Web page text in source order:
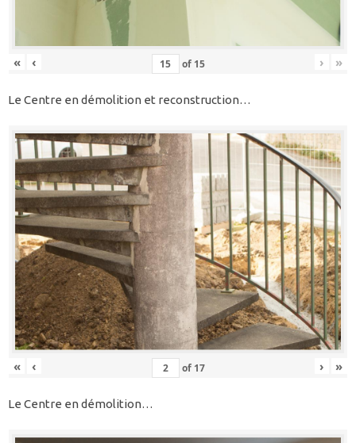
« ‹ of 15 › »
Le Centre en démolition et reconstruction…
« ‹ of 17 › »
Le Centre en démolition…